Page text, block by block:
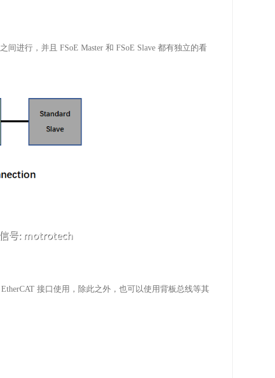
之间进行，并且 FSoE Master 和 FSoE Slave 都有独立的看
EtherCAT 接口使用，除此之外，也可以使用背板总线等其